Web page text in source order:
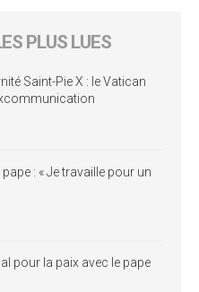
PLUS LUES
Saint-Pie X : le Vatican
: « Je travaille pour un
pour la paix avec le pape